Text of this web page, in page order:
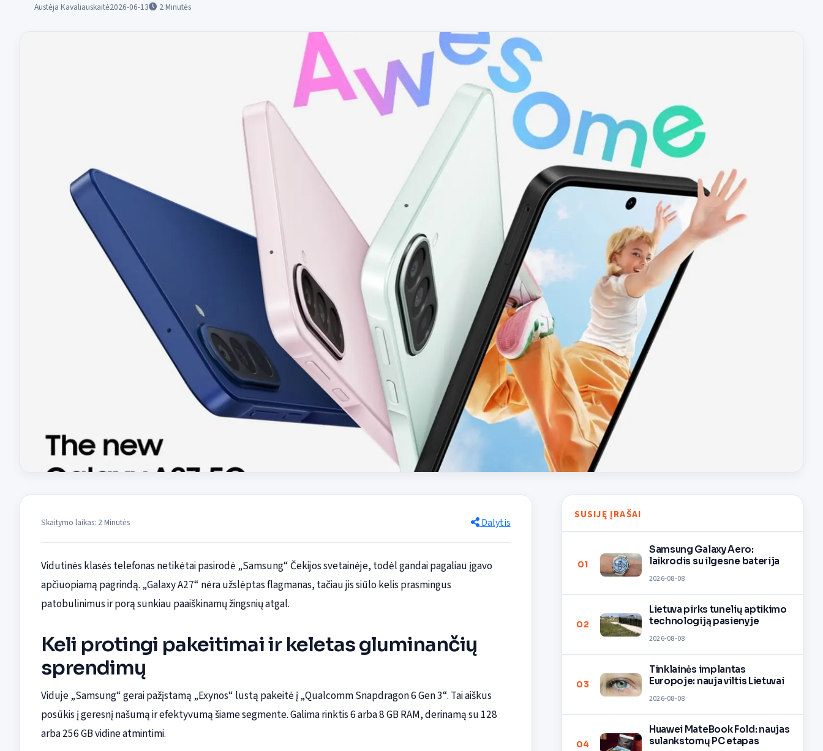
Austėja Kavaliauskaitė2026-06-13 2Minutės
Skaitymo laikas: 2 Minutės Dalytis
Vidutinės klasės telefonas netikėtai pasirodė „Samsung“ Čekijos svetainėje, todėl gandai pagaliau įgavo
apčiuopiamą pagrindą. „Galaxy A27“ nėra užslėptas flagmanas, tačiau jis siūlo kelis prasmingus
patobulinimus ir porą sunkiau paaiškinamų žingsnių atgal.
Keli protingi pakeitimai ir keletas gluminančių
sprendimų
Viduje „Samsung“ gerai pažįstamą „Exynos“ lustą pakeitė į „Qualcomm Snapdragon 6 Gen 3“. Tai aiškus
posūkis į geresnį našumą ir efektyvumą šiame segmente. Galima rinktis 6 arba 8 GB RAM, derinamą su 128
arba 256 GB vidine atmintimi.
SUSIJĘ ĮRAŠAI
01
Samsung Galaxy Aero:
laikrodis su ilgesne baterija
2026-08-08
02
Lietuva pirks tunelių aptikimo
technologiją pasienyje
2026-08-08
03
Tinklainės implantas
Europoje: nauja viltis Lietuvai
2026-08-08
04
Huawei MateBook Fold: naujas
sulankstomų PC etapas